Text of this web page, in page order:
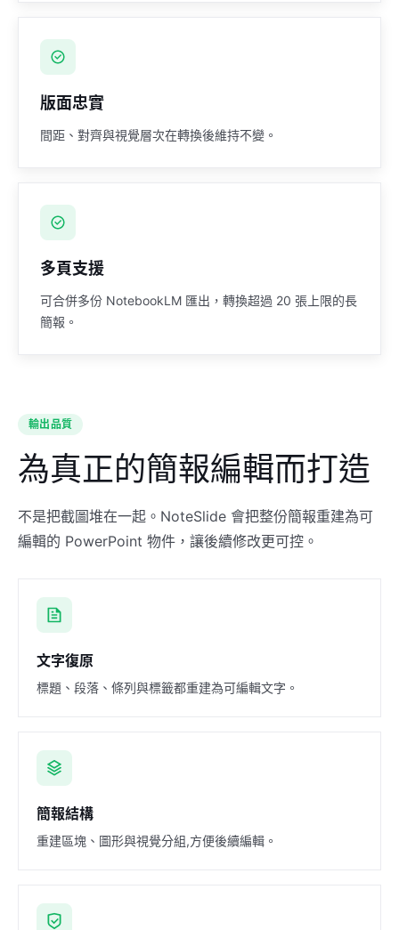
版面忠實
間距、對齊與視覺層次在轉換後維持不變。
多頁支援
可合併多份 NotebookLM 匯出，轉換超過 20 張上限的長
簡報。
輸出品質
為真正的簡報編輯而打造
不是把截圖堆在一起。NoteSlide 會把整份簡報重建為可
編輯的 PowerPoint 物件，讓後續修改更可控。
文字復原
標題、段落、條列與標籤都重建為可編輯文字。
簡報結構
重建區塊、圖形與視覺分組,方便後續編輯。